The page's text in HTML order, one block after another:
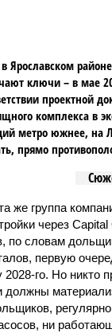
Ярославском
ключи – в мае
проектной
комплекса в
метро южнее, на
прямо
группа
через
по словам
первую
го. Но никто
должны
ни